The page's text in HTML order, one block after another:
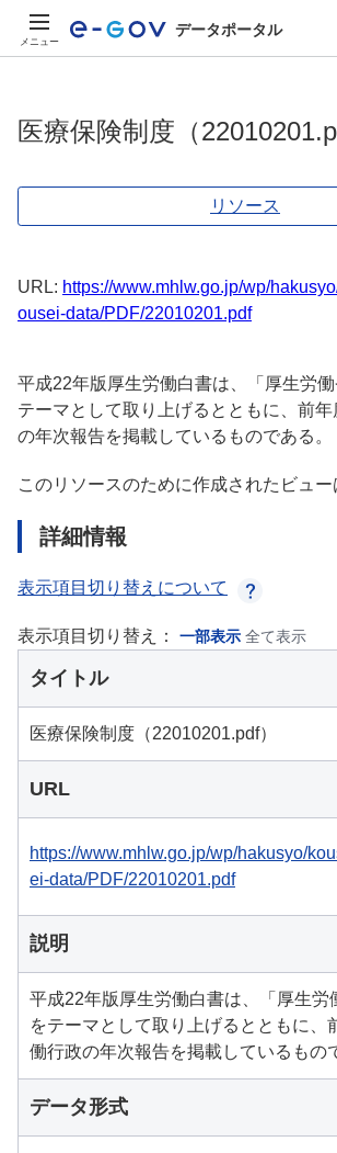
メニュー
データポータル
医療保険制度（
リソース
URL: https://www.mhlw.go.jp/wp/
ousei-data/PDF/22010201.pdf
平成22年版厚生労働白書は、「厚生労
テーマとして取り上げるとともに、前
の年次報告を掲載しているものである。
このリソースのために作成されたビュ
詳細情報
表示項目切り替えについて
表示項目切り替え： 一部表示 全て表示
タイトル
医療保険制度（22010201.pdf）
URL
https://www.mhlw.go.jp/wp/hakusyo/
ei-data/PDF/22010201.pdf
説明
平成22年版厚生労働白書は、「厚生労
をテーマとして取り上げるとともに、
働行政の年次報告を掲載しているもの
データ形式